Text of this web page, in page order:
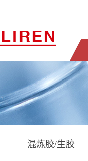
混炼胶/生胶